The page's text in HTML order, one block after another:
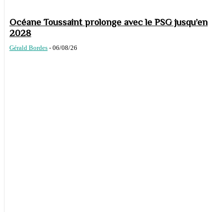
Océane Toussaint prolonge avec le PSG jusqu’en
2028
Gérald Bordes - 06/08/26